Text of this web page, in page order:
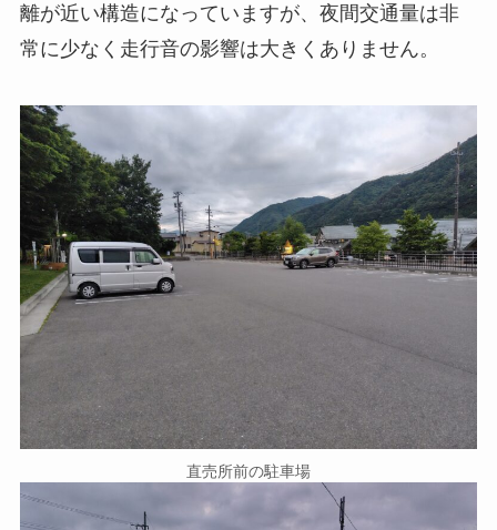
離が近い構造になっていますが、夜間交通量は非
常に少なく走行音の影響は大きくありません。
直売所前の駐車場